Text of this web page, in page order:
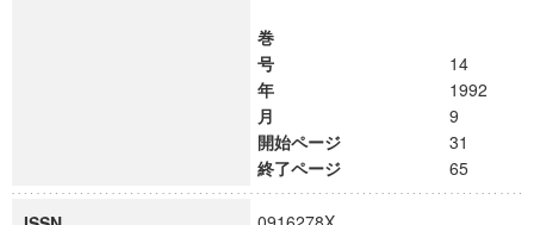
巻
号
14
年
1992
月
9
開始ページ
31
終了ページ
65